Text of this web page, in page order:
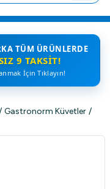
TÜM ÜRÜNLERDE
9 TAKSIT!
İçin Tıklayın!
Gastronorm Küvetler /